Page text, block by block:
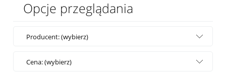
Opcje przeglądania
Producent: (wybierz)
Cena: (wybierz)